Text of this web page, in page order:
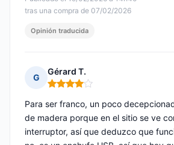
tras una compra de 07/02/2026
Opinión traducida
G
Gérard T.
Nota: 4 de 5
Para ser franco, un poco
de madera porque en el sitio se ve
interruptor, así que deduzco que